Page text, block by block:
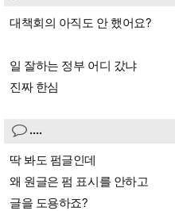
대책회의 아직도 안 했어요?
일 잘하는 정부 어디 갔냐
진짜 한심
....
딱 봐도 펌글인데
왜 원글은 펌 표시를 안하고
글을 도용하죠?